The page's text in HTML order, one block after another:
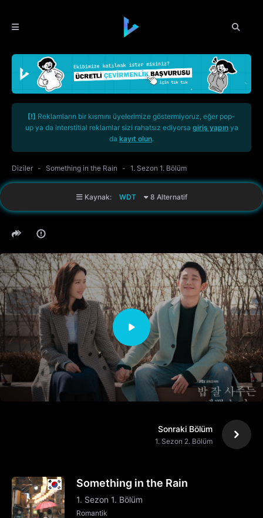
[!] Reklamların bir kısmını üyelerimize göstermiyoruz, eğer pop-
up ya da interstitial reklamlar sizi rahatsız ediyorsa giriş yapınya
da kayıt olun.
Diziler Something in the Rain 1. Sezon 1. Bölüm
Kaynak: WDT 8 Alternatif
Sonraki Bölüm
1. Sezon 2. Bölüm
Something in the Rain
1. Sezon 1. Bölüm
Romantik